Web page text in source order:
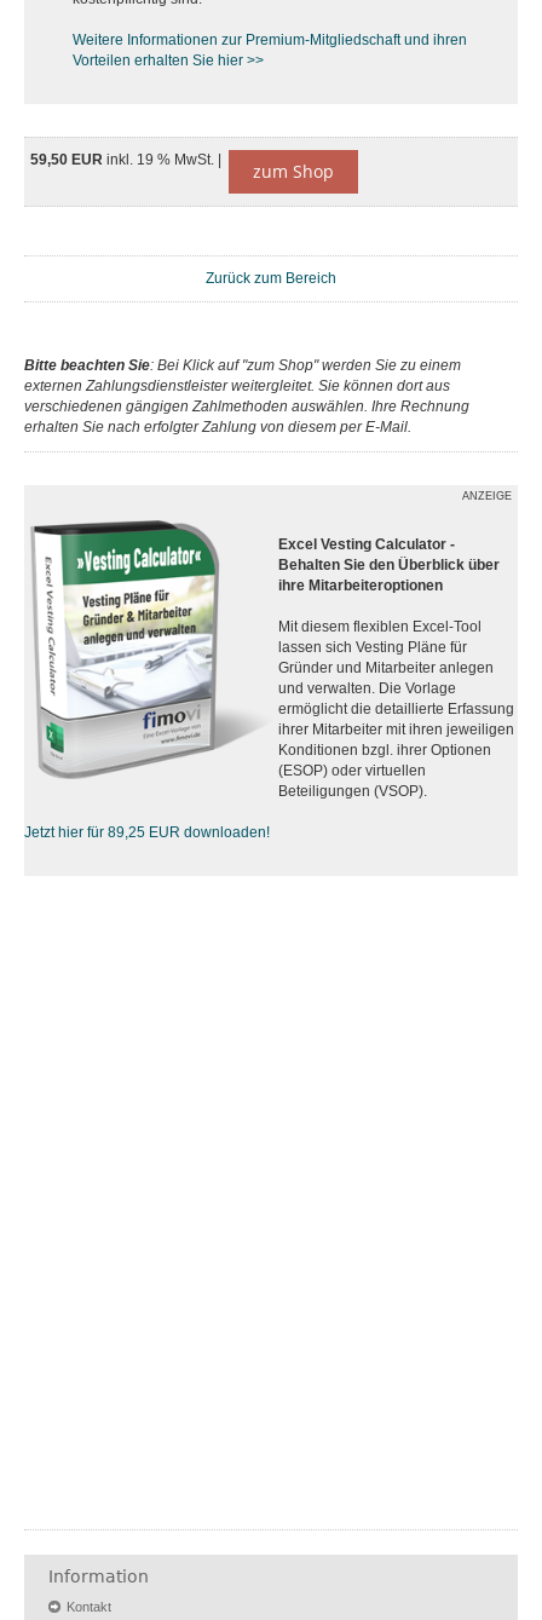
Weitere Informationen zur Premium-Mitgliedschaft und ihren
Vorteilen erhalten Sie hier >>
59,50 EUR inkl. 19 % MwSt. | zum Shop
Zurück zum Bereich
Bitte beachten Sie: Bei Klick auf "zum Shop" werden Sie zu einem
externen Zahlungsdienstleister weitergleitet. Sie können dort aus
verschiedenen gängigen Zahlmethoden auswählen. Ihre Rechnung
erhalten Sie nach erfolgter Zahlung von diesem per E-Mail.
ANZEIGE
Excel Vesting Calculator -
Behalten Sie den Überblick über
ihre Mitarbeiteroptionen
Mit diesem flexiblen Excel-Tool
lassen sich Vesting Pläne für
Gründer und Mitarbeiter anlegen
und verwalten. Die Vorlage
ermöglicht die detaillierte Erfassung
ihrer Mitarbeiter mit ihren jeweiligen
Konditionen bzgl. ihrer Optionen
(ESOP) oder virtuellen
Beteiligungen (VSOP).
Jetzt hier für 89,25 EUR downloaden!
Information
Kontakt